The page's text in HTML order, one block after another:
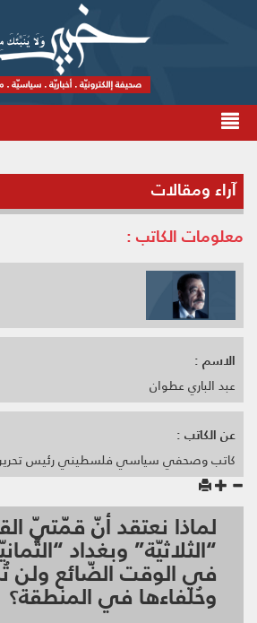
آراء ومقالات
معلومات الكاتب :
الاسم :
عبد الباري عطوان
عن الكاتب :
كاتب وصحفي سياسي فلسطيني رئيس تحرير
لماذا نعتقد أنّ قمّتيّ
“الثلاثيّة” وبغداد
في الوقت الضّائع ولن
وحُلفاءها في المنطقة؟